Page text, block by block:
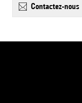
contactez-nous